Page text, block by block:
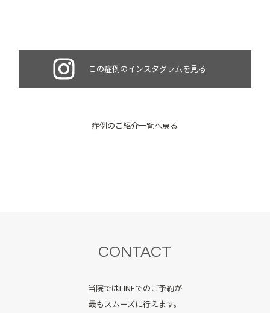
この症例のインスタグラムを見る
症例のご紹介一覧へ戻る
CONTACT
当院ではLINEでのご予約が
最もスムーズに行えます。